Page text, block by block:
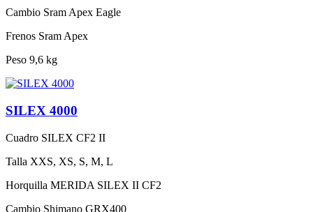
Cambio Sram Apex Eagle
Frenos Sram Apex
Peso 9,6 kg
SILEX 4000
Cuadro SILEX CF2 II
Talla XXS, XS, S, M, L
Horquilla MERIDA SILEX II CF2
Cambio Shimano GRX400